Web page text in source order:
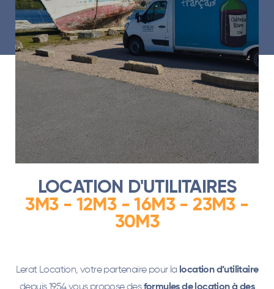
LOCATION D'UTILITAIRES
3M3 - 12M3 - 16M3 - 23M3 -
30M3
Lerat Location, votre partenaire pour la location d’utilitaire
depuis 1954 vous propose desformules de location à des